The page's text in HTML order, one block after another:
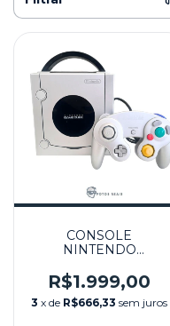
CONSOLE
NINTENDO
128GB
DESBLOQUEADO
COM JOGOS
R$1.999,00
3 x de R$666,33 sem juros